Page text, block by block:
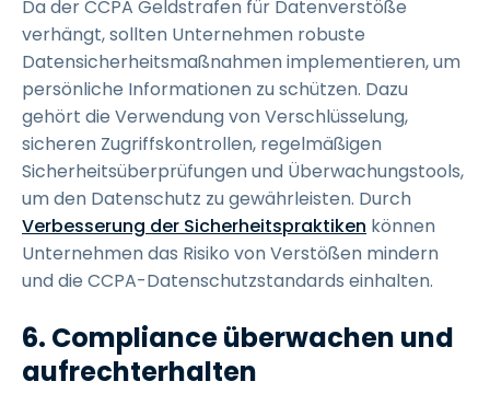
Da der CCPA Geldstrafen für Datenverstöße
verhängt, sollten Unternehmen robuste
Datensicherheitsmaßnahmen implementieren, um
persönliche Informationen zu schützen. Dazu
gehört die Verwendung von Verschlüsselung,
sicheren Zugriffskontrollen, regelmäßigen
Sicherheitsüberprüfungen und Überwachungstools,
um den Datenschutz zu gewährleisten. Durch
Verbesserung der Sicherheitspraktiken können
Unternehmen das Risiko von Verstößen mindern
und die CCPA-Datenschutzstandards einhalten.
6. Compliance überwachen und
aufrechterhalten